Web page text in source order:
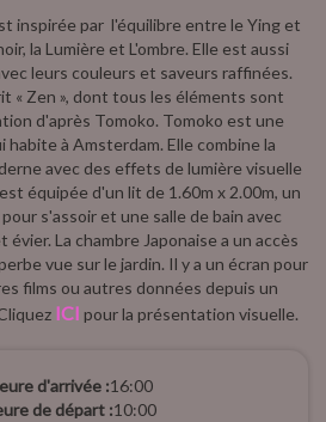
inspirée par l'équilibre entre le Ying et
la Lumière et L'ombre. Elle est aussi
leurs couleurs et saveurs raffinées.
« Zen », dont tous les éléments sont
d'après Tomoko. Tomoko est une
habite à Amsterdam. Elle combine la
avec des effets de lumière visuelle
équipée d'un lit de 1.60m x 2.00m, un
s'assoir et une salle de bain avec
La chambre Japonaise a un accès
vue sur le jardin. Il y a un écran pour
films ou autres données depuis un
ICI pour la présentation visuelle.
d'arrivée :16:00
de départ :10:00